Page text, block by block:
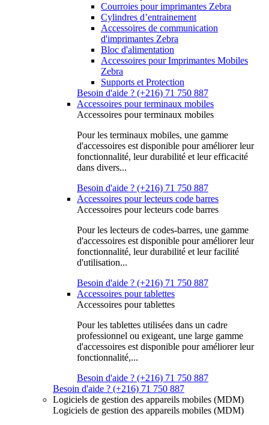
Courroies pour imprimantes Zebra
Cylindres d’entrainement
Accessoires de communication
d'imprimantes Zebra
Bloc d'alimentation
Accessoires pour Imprimantes Mobiles
Zebra
Supports et Protection
Besoin d'aide ? (+216) 71 750 887
Accessoires pour terminaux mobiles
Accessoires pour terminaux mobiles
Pour les terminaux mobiles, une gamme
d'accessoires est disponible pour améliorer leur
fonctionnalité, leur durabilité et leur efficacité
dans divers...
Besoin d'aide ? (+216) 71 750 887
Accessoires pour lecteurs code barres
Accessoires pour lecteurs code barres
Pour les lecteurs de codes-barres, une gamme
d'accessoires est disponible pour améliorer leur
fonctionnalité, leur durabilité et leur facilité
d'utilisation...
Besoin d'aide ? (+216) 71 750 887
Accessoires pour tablettes
Accessoires pour tablettes
Pour les tablettes utilisées dans un cadre
professionnel ou exigeant, une large gamme
d'accessoires est disponible pour améliorer leur
fonctionnalité,...
Besoin d'aide ? (+216) 71 750 887
Besoin d'aide ? (+216) 71 750 887
Logiciels de gestion des appareils mobiles (MDM)
Logiciels de gestion des appareils mobiles (MDM)